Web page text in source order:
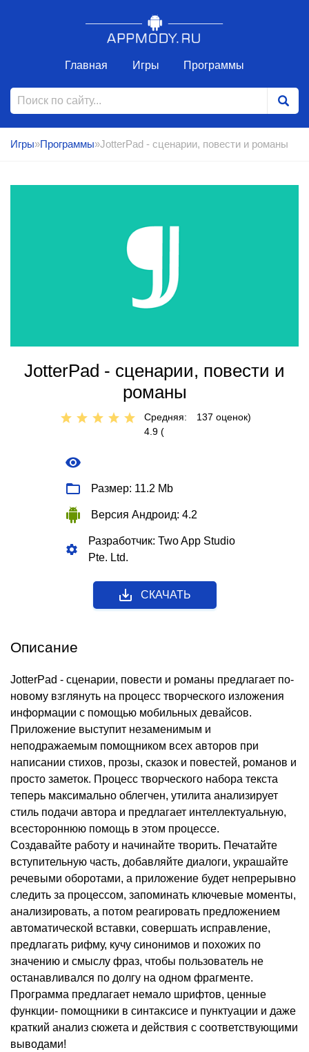
Главная Игры Программы
Игры»Программы»JotterPad - сценарии, повести и романы
JotterPad - сценарии, повести и
романы
Средняя:
4.9 (
137 оценок)
Размер: 11.2 Mb
Версия Андроид: 4.2
Разработчик: Two App Studio
Pte. Ltd.
СКАЧАТЬ
Описание
JotterPad - сценарии, повести и романы предлагает по-
новому взглянуть на процесс творческого изложения
информации с помощью мобильных девайсов.
Приложение выступит незаменимым и
неподражаемым помощником всех авторов при
написании стихов, прозы, сказок и повестей, романов и
просто заметок. Процесс творческого набора текста
теперь максимально облегчен, утилита анализирует
стиль подачи автора и предлагает интеллектуальную,
всестороннюю помощь в этом процессе.
Создавайте работу и начинайте творить. Печатайте
вступительную часть, добавляйте диалоги, украшайте
речевыми оборотами, а приложение будет непрерывно
следить за процессом, запоминать ключевые моменты,
анализировать, а потом реагировать предложением
автоматической вставки, совершать исправление,
предлагать рифму, кучу синонимов и похожих по
значению и смыслу фраз, чтобы пользователь не
останавливался по долгу на одном фрагменте.
Программа предлагает немало шрифтов, ценные
функции- помощники в синтаксисе и пунктуации и даже
краткий анализ сюжета и действия с соответствующими
выводами!